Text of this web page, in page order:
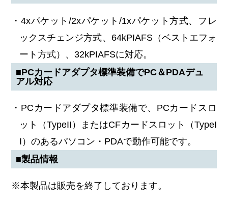
・4xパケット/2xパケット/1xパケット方式、フレ
ックスチェンジ方式、64kPIAFS（ベストエフォ
ート方式）、32kPIAFSに対応。
■PCカードアダプタ標準装備でPC＆PDAデュ
アル対応
・PCカードアダプタ標準装備で、PCカードスロ
ット（TypeII）またはCFカードスロット（TypeI
I）のあるパソコン・PDAで動作可能です。
■製品情報
※本製品は販売を終了しております。